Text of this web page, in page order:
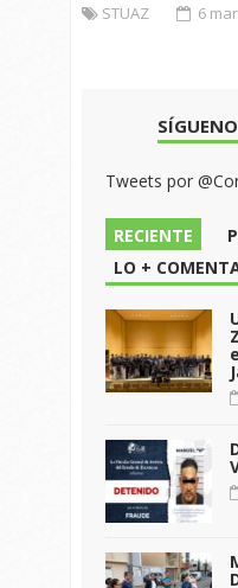
STUAZ 6
Tweets por
RECIENTE
LO +